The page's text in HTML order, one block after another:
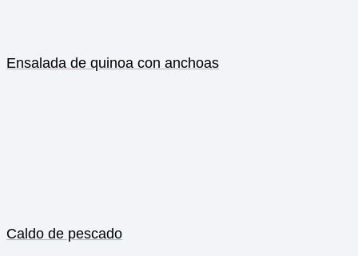
Ensalada de quinoa con anchoas
Caldo de pescado